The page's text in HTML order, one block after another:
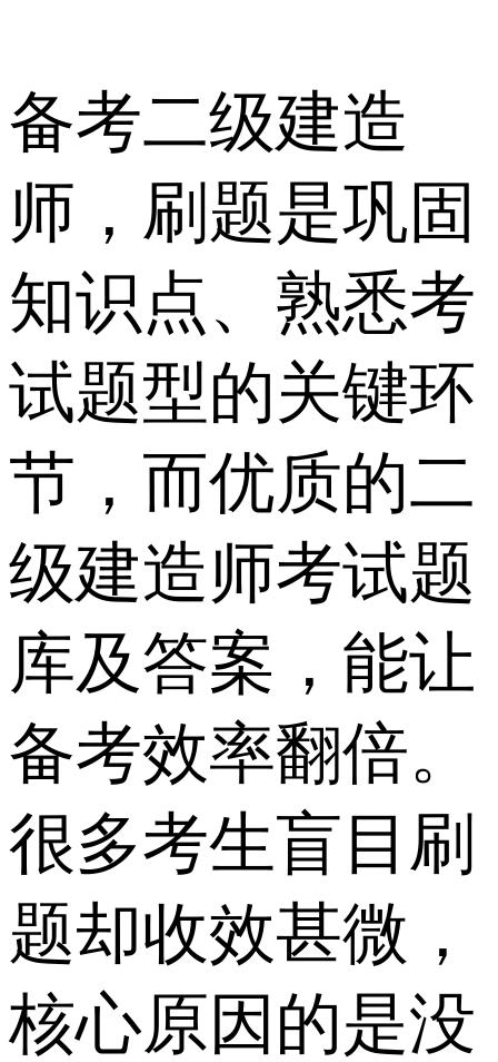
备考二级建造
师，刷题是巩固
知识点、熟悉考
试题型的关键环
节，而优质的二
级建造师考试题
库及答案，能让
备考效率翻倍。
很多考生盲目刷
题却收效甚微，
核心原因的是没